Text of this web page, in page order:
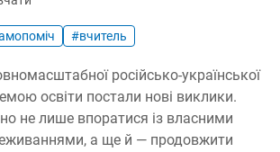
#вчитель
російсько-української
освіти постали нові виклики.
не лише впоратися із власними
а ще й — продовжити